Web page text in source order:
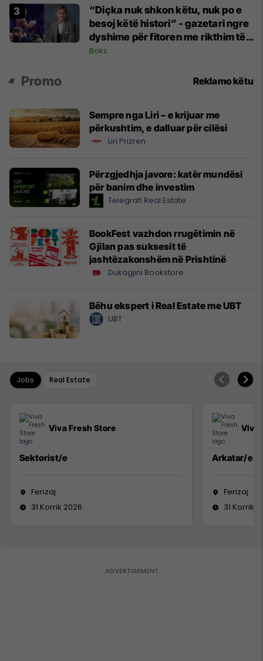
“Diçka nuk shkon këtu, nuk po e
besoj këtë histori” - gazetari ngre
dyshime për fitoren me rikthim të
Joshuas
Boks
Promo Reklamo këtu
Sempre nga Liri – e krijuar me
përkushtim, e dalluar për cilësi
Liri Prizren
Përzgjedhja javore: katër mundësi
për banim dhe investim
Telegrafi Real Estate
BookFest vazhdon rrugëtimin në
Gjilan pas suksesit të
jashtëzakonshëm në Prishtinë
Dukagjini Bookstore
Bëhu ekspert i Real Estate me UBT
UBT
Jobs Real Estate
Viva Fresh Store
Sektorist/e
Ferizaj
31 Korrik 2026
Viva
Arkatar/e
Ferizaj
31 Korrik